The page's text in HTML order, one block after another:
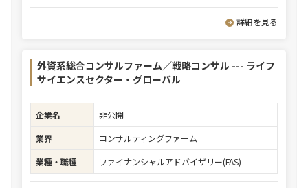
詳細を見る
外資系総合コンサルファーム／戦略コンサル --- ライフ
サイエンスセクター・グローバル
企業名
非公開
業界
コンサルティングファーム
業種・職種
ファイナンシャルアドバイザリー(FAS)